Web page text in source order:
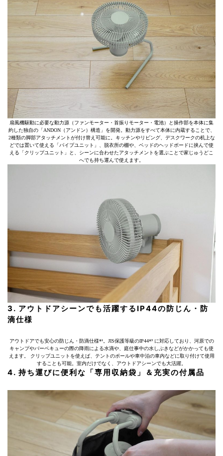
扇風機駆動に必要な動力源（ファンモーター・首振りモーター・電池）と操作部を本体に集
約した独自の「ANDON（アンドン）構造」を開発。動力源をすべて本体に内蔵することで、
2種類の脚部アタッチメントが付け替え可能に。キッチンやリビング、デスクワークの机上な
どでは置いて使える「パイプユニット」、脱衣所の棚や、ベッドのヘッドボードに挟んで使
える「クリップユニット」と、シーンに合わせたアタッチメントを選ぶことで家じゅうどこ
へでも持ち運んで使えます。
3. アウトドアシーンでも活躍するIP44の防じん・防
滴仕様
アウトドアでも安心の防じん・防滴仕様*¹。JIS保護等級のIP44*³ に対応しており、河原での
キャンプやバーベキューの際の降雨による水滴や、庭仕事中の水しぶきなどがかかっても使
えます。 クリップユニットを使えば、テントのポールや車中泊の車内などに取り付けて使用
することも可能。室内だけでなく、アウトドアシーンでも大活躍。
4. 持ち運びに便利な「専用収納袋」＆充実の付属品